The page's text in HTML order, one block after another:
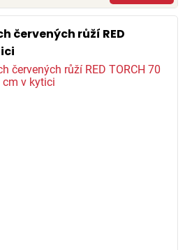
červených růží RED